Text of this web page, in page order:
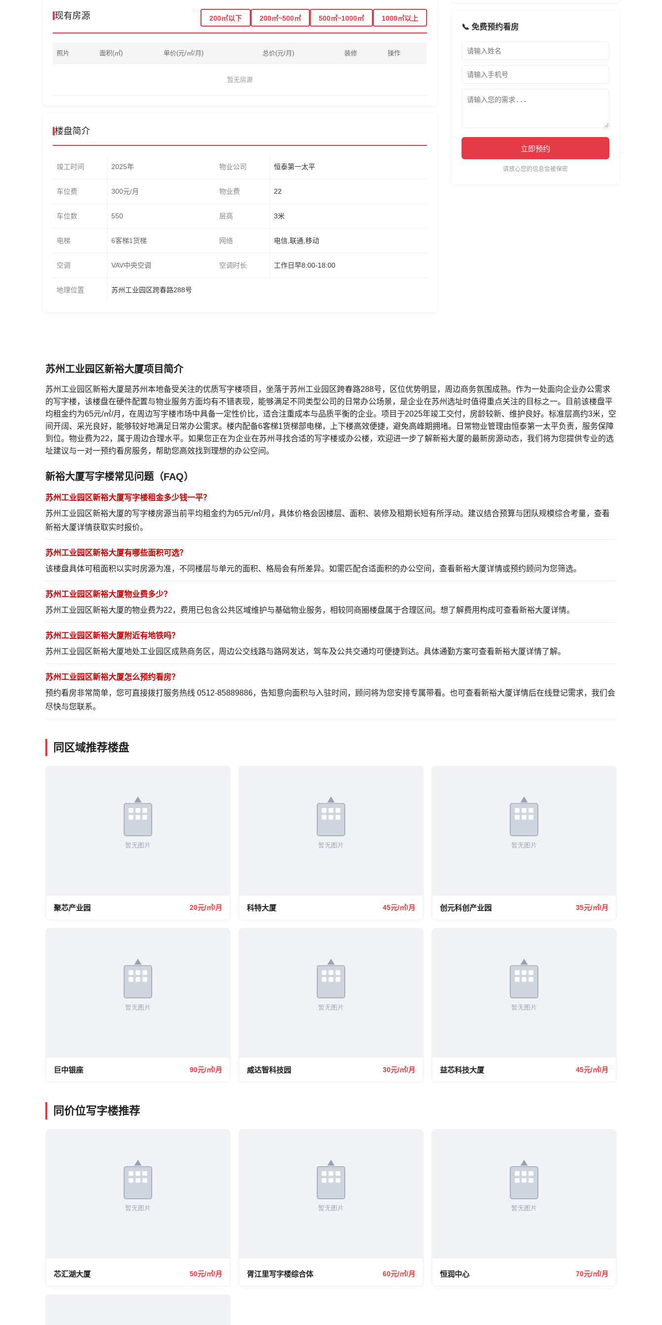
现有房源 200㎡以下 200㎡~500㎡ 500㎡~1000㎡ 1000㎡以上
照片 面积(㎡) 单价(元/㎡/月) 总价(元/月) 装修 操作
暂无房源
楼盘简介
竣工时间 2025年 物业公司 恒泰第一太平
车位费 300元/月 物业费 22
车位数 550 层高 3米
电梯 6客梯1货梯 网络 电信,联通,移动
空调 VAV中央空调 空调时长 工作日早8:00-18:00
地理位置 苏州工业园区跨春路288号
📞 免费预约看房
立即预约
请放心您的信息会被保密
苏州工业园区新裕大厦项目简介
苏州工业园区新裕大厦是苏州本地备受关注的优质写字楼项目，坐落于苏州工业园区跨春路288号，区位优势明显，周边商务氛围成熟。作为一处面向企业办公需求
的写字楼，该楼盘在硬件配置与物业服务方面均有不错表现，能够满足不同类型公司的日常办公场景，是企业在苏州选址时值得重点关注的目标之一。目前该楼盘平
均租金约为65元/㎡/月，在周边写字楼市场中具备一定性价比，适合注重成本与品质平衡的企业。项目于2025年竣工交付，房龄较新、维护良好。标准层高约3米，空
间开阔、采光良好，能够较好地满足日常办公需求。楼内配备6客梯1货梯部电梯，上下楼高效便捷，避免高峰期拥堵。日常物业管理由恒泰第一太平负责，服务保障
到位。物业费为22，属于周边合理水平。如果您正在为企业在苏州寻找合适的写字楼或办公楼，欢迎进一步了解新裕大厦的最新房源动态，我们将为您提供专业的选
址建议与一对一预约看房服务，帮助您高效找到理想的办公空间。
新裕大厦写字楼常见问题（FAQ）
苏州工业园区新裕大厦写字楼租金多少钱一平？
苏州工业园区新裕大厦的写字楼房源当前平均租金约为65元/㎡/月，具体价格会因楼层、面积、装修及租期长短有所浮动。建议结合预算与团队规模综合考量， 查看
新裕大厦详情获取实时报价。
苏州工业园区新裕大厦有哪些面积可选？
该楼盘具体可租面积以实时房源为准，不同楼层与单元的面积、格局会有所差异。如需匹配合适面积的办公空间， 查看新裕大厦详情或预约顾问为您筛选。
苏州工业园区新裕大厦物业费多少？
苏州工业园区新裕大厦的物业费为22，费用已包含公共区域维护与基础物业服务，相较同商圈楼盘属于合理区间。想了解费用构成可查看新裕大厦详情。
苏州工业园区新裕大厦附近有地铁吗？
苏州工业园区新裕大厦地处工业园区成熟商务区，周边公交线路与路网发达，驾车及公共交通均可便捷到达。具体通勤方案可查看新裕大厦详情了解。
苏州工业园区新裕大厦怎么预约看房？
预约看房非常简单，您可直接拨打服务热线 0512-85889886，告知意向面积与入驻时间，顾问将为您安排专属带看。也可查看新裕大厦详情后在线登记需求，我们会
尽快与您联系。
同区域推荐楼盘
聚芯产业园 20元/㎡/月 科特大厦 45元/㎡/月 创元科创产业园 35元/㎡/月
巨中银座 90元/㎡/月 威达智科技园 30元/㎡/月 益芯科技大厦 45元/㎡/月
同价位写字楼推荐
芯汇湖大厦 50元/㎡/月 胥江里写字楼综合体 60元/㎡/月 恒润中心 70元/㎡/月